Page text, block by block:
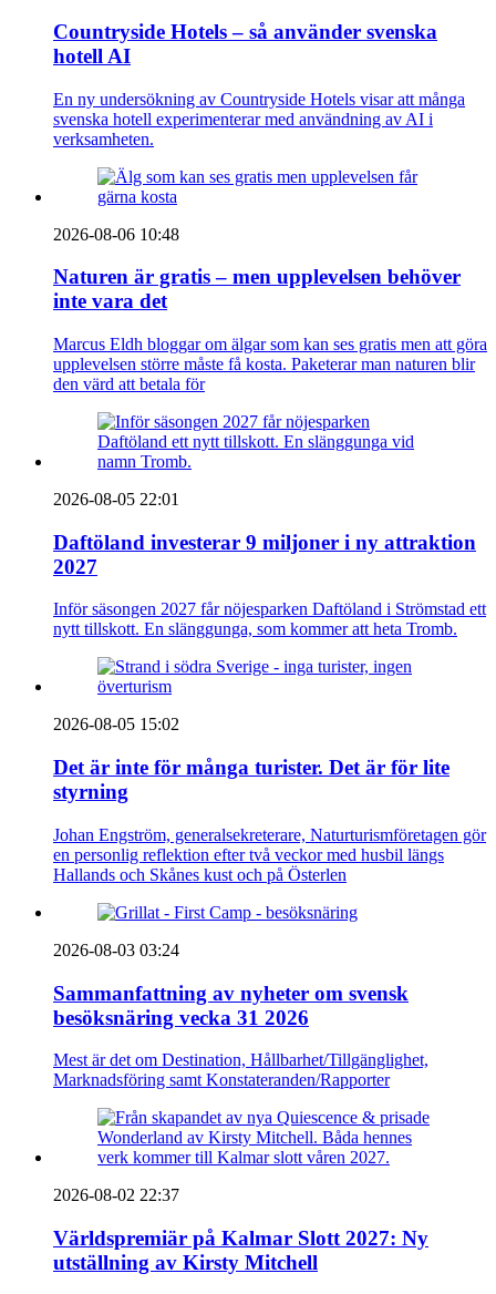
Countryside Hotels – så använder svenska
hotell AI
En ny undersökning av Countryside Hotels visar att många
svenska hotell experimenterar med användning av AI i
verksamheten.
2026-08-06 10:48
Naturen är gratis – men upplevelsen behöver
inte vara det
Marcus Eldh bloggar om älgar som kan ses gratis men att göra
upplevelsen större måste få kosta. Paketerar man naturen blir
den värd att betala för
2026-08-05 22:01
Daftöland investerar 9 miljoner i ny attraktion
2027
Inför säsongen 2027 får nöjesparken Daftöland i Strömstad ett
nytt tillskott. En slänggunga, som kommer att heta Tromb.
2026-08-05 15:02
Det är inte för många turister. Det är för lite
styrning
Johan Engström, generalsekreterare, Naturturismföretagen gör
en personlig reflektion efter två veckor med husbil längs
Hallands och Skånes kust och på Österlen
2026-08-03 03:24
Sammanfattning av nyheter om svensk
besöksnäring vecka 31 2026
Mest är det om Destination, Hållbarhet/Tillgänglighet,
Marknadsföring samt Konstateranden/Rapporter
2026-08-02 22:37
Världspremiär på Kalmar Slott 2027: Ny
utställning av Kirsty Mitchell